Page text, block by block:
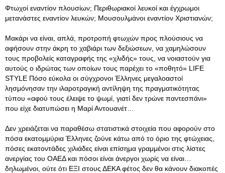
Φτωχοί εναντίον πλουσίων; Περιθωριακοί λευκοί και έγχρωμοι
μετανάστες εναντίον λευκών; Μουσουλμάνοι εναντίον Χριστιανών;
Μακάρι να είναι, απλά, προτροπή φτωχών προς πλούσιους να
αφήσουν στην άκρη το χαβιάρι των δεξιώσεων, να χαμηλώσουν
τους προβολείς καταγραφής της «χλιδής» τους, να νοιαστούν για
αυτούς ο ιδρώτας των οποίων τους παρέχει το «ποθητό» LIFE
STYLE Πόσο εύκολα οι σύγχρονοι Έλληνες μεγαλοαστοί
λησμόνησαν την ιλαροτραγική αντίληψη της πραγματικότητας
τύπου «αφού τους έλειψε το ψωμί, γιατί δεν τρώνε παντεσπάνι»
που είχε διατυπώσει η Μαρί Αντουανέτ…
Δεν χρειάζεται να παραθέσω στατιστικά στοιχεία που αφορούν στο
πόσα εκατομμύρια Έλληνες ζούνε κάτω από το όριο της φτώχειας,
πόσες εκατοντάδες χιλιάδες είναι επίσημα γραμμένοι στις λίστες
ανεργίας του ΟΑΕΔ και πόσοι είναι άνεργοι χωρίς να είναι…
δηλωμένοι, ούτε ότι ΕΞΙ στους ΔΕΚΑ φέτος δεν θα κάνουν διακοπές